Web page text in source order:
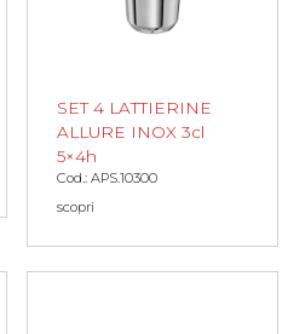
SET 4 LATTIERINE
ALLURE INOX 3cl
5×4h
Cod.: APS.10300
scopri